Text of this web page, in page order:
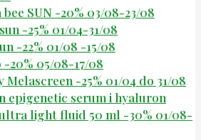
bee SUN -20% 03/08-23/08
-25% 01/04-31/08
-22% 01/08 -15/08
-20% 05/08-17/08
Melascreen -25% 01/04 do 31/08
epigenetic serum i hyaluron
light fluid 50 ml -30% 01/08-